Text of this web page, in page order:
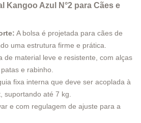
Kangoo Azul N°2 para Cães e
A bolsa é projetada para cães de
uma estrutura firme e prática.
de material leve e resistente, com alças
e rabinho.
fixa interna que deve ser acoplada à
suportando até 7 kg.
e com regulagem de ajuste para a